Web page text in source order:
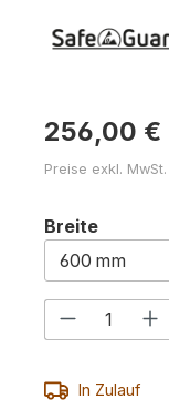
256,00 €
Preise exkl.
Breite
Produkt
In Zulauf